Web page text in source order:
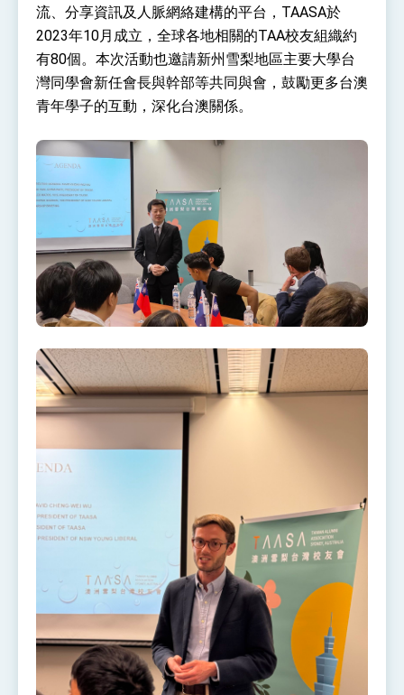
總統重要談話
外交部重要言論
我國政府將在美國亞利桑納州設立「駐鳳凰城辦
事處」，進一步深化台美交流合作
流、分享資訊及人脈網絡建構的平台，TAASA於
2023年10月成立，全球各地相關的TAA校友組織約
有80個。本次活動也邀請新州雪梨地區主要大學台
灣同學會新任會長與幹部等共同與會，鼓勵更多台澳
青年學子的互動，深化台澳關係。